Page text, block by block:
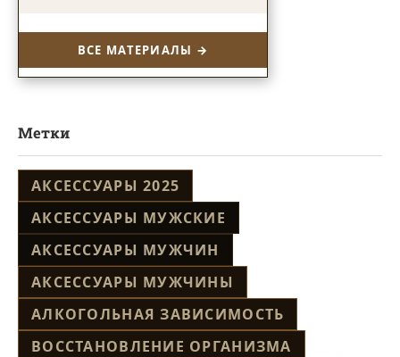
ВСЕ МАТЕРИАЛЫ →
Метки
АКСЕССУАРЫ 2025
АКСЕССУАРЫ МУЖСКИЕ
АКСЕССУАРЫ МУЖЧИН
АКСЕССУАРЫ МУЖЧИНЫ
АЛКОГОЛЬНАЯ ЗАВИСИМОСТЬ
ВОССТАНОВЛЕНИЕ ОРГАНИЗМА